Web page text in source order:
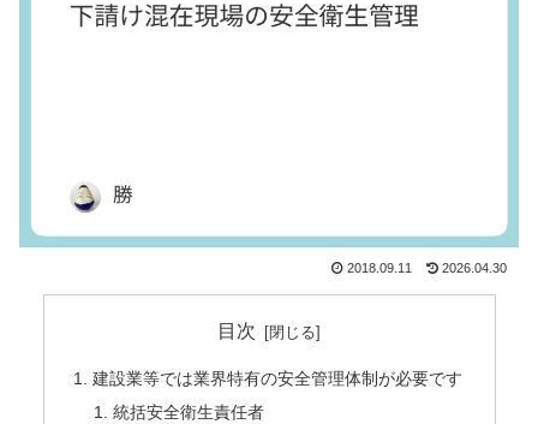
2018.09.11 2026.04.30
目次
建設業等では業界特有の安全管理体制が必要です
統括安全衛生責任者